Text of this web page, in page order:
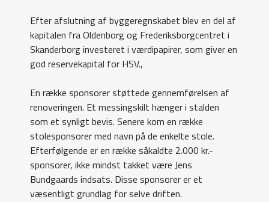
Efter afslutning af byggeregnskabet blev en del af
kapitalen fra Oldenborg og Frederiksborgcentret i
Skanderborg investeret i værdipapirer, som giver en
god reservekapital for HSV.,
En række sponsorer støttede gennemførelsen af
renoveringen. Et messingskilt hænger i stalden
som et synligt bevis. Senere kom en række
stolesponsorer med navn på de enkelte stole.
Efterfølgende er en række såkaldte 2.000 kr.-
sponsorer, ikke mindst takket være Jens
Bundgaards indsats. Disse sponsorer er et
væsentligt grundlag for selve driften.